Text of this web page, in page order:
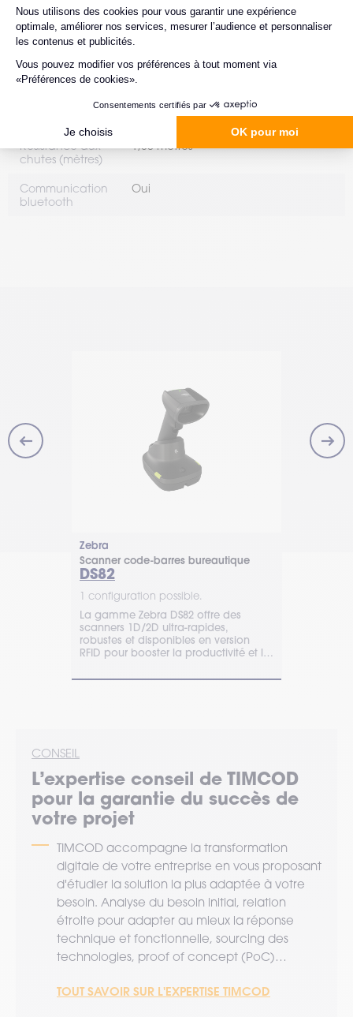
Environnement
d'utilisation
Standard
Indice de
protection
IP42
Résistance aux
chutes (mètres)
1,80 mètres
Communication
bluetooth
Oui
Zebra
Scanner code-barres bureautique
DS82
1 configuration possible.
La gamme Zebra DS82 offre des
scanners 1D/2D ultra-rapides,
robustes et disponibles en version
RFID pour booster la productivité et la
CONSEIL
L’expertise conseil de TIMCOD
pour la garantie du succès de
votre projet
TIMCOD accompagne la transformation
digitale de votre entreprise en vous proposant
d'étudier la solution la plus adaptée à votre
besoin. Analyse du besoin initial, relation
étroite pour adapter au mieux la réponse
technique et fonctionnelle, sourcing des
technologies, proof of concept (PoC)…
TOUT SAVOIR SUR L'EXPERTISE TIMCOD